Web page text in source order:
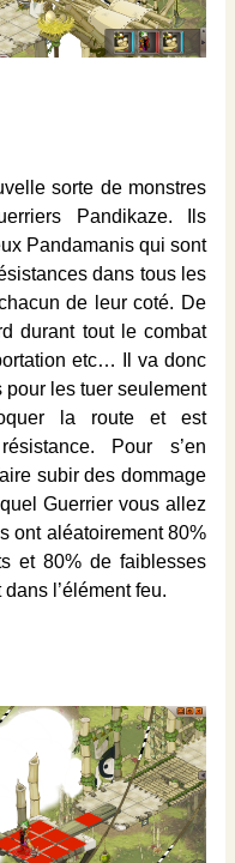
sorte de monstres
Pandikaze. Ils
Pandamanis qui sont
dans tous les
de leur coté. De
durant tout le combat
etc… Il va donc
pour les tuer seulement
la route et est
Pour s’en
subir des dommage
Guerrier vous allez
ont aléatoirement 80%
et 80% de faiblesses
l’élément feu.